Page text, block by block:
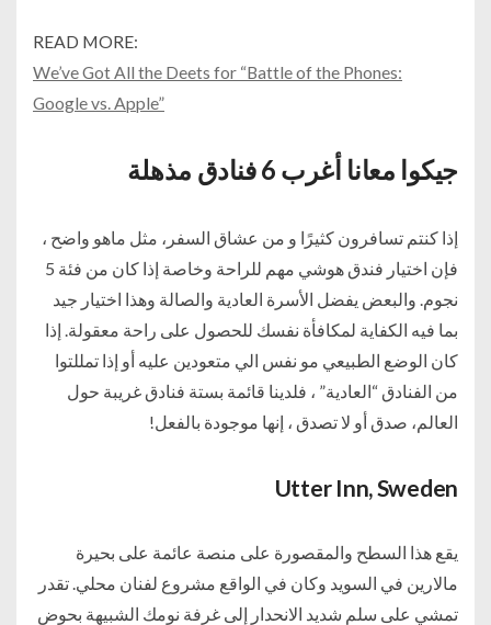
READ MORE:
We’ve Got All the Deets for “Battle of the Phones:
Google vs. Apple”
جيكوا معانا أغرب 6 فنادق مذهلة
إذا كنتم تسافرون كثيرًا و من عشاق السفر، مثل ماهو واضح ،
فإن اختيار فندق هوشي مهم للراحة وخاصة إذا كان من فئة 5
نجوم. والبعض يفضل الأسرة العادية والصالة وهذا اختيار جيد
بما فيه الكفاية لمكافأة نفسك للحصول على راحة معقولة. إذا
كان الوضع الطبيعي مو نفس الي متعودين عليه أو إذا تمللتوا
من الفنادق “العادية” ، فلدينا قائمة بستة فنادق غريبة حول
العالم، صدق أو لا تصدق ، إنها موجودة بالفعل!
Utter Inn, Sweden
يقع هذا السطح والمقصورة على منصة عائمة على بحيرة
مالارين في السويد وكان في الواقع مشروع لفنان محلي. تقدر
تمشي على سلم شديد الانحدار إلى غرفة نومك الشبيهة بحوض